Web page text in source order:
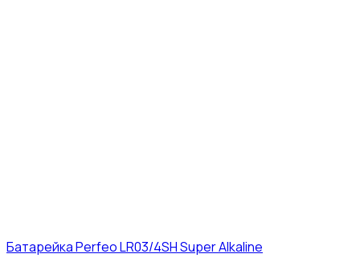
Батарейка Perfeo LR03/4SH Super Alkaline